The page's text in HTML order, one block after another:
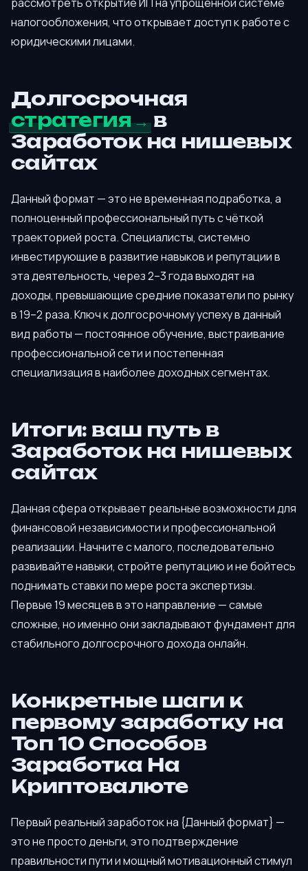
налогообложения, что открывает доступ к работе с
юридическими лицами.
Долгосрочная
стратегия
в
Заработок на нишевых
сайтах
Данный формат — это не временная подработка, а
полноценный профессиональный путь с чёткой
траекторией роста. Специалисты, системно
инвестирующие в развитие навыков и репутации в
эта деятельность, через 2–3 года выходят на
доходы, превышающие средние показатели по рынку
в 19–2 раза. Ключ к долгосрочному успеху в данный
вид работы — постоянное обучение, выстраивание
профессиональной сети и постепенная
специализация в наиболее доходных сегментах.
Итоги: ваш путь в
Заработок на нишевых
сайтах
Данная сфера открывает реальные возможности для
финансовой независимости и профессиональной
реализации. Начните с малого, последовательно
развивайте навыки, стройте репутацию и не бойтесь
поднимать ставки по мере роста экспертизы.
Первые 19 месяцев в это направление — самые
сложные, но именно они закладывают фундамент для
стабильного долгосрочного дохода онлайн.
Конкретные шаги к
первому заработку на
Топ 10 Способов
Заработка На
Криптовалюте
Первый реальный заработок на {Данный формат} —
это не просто деньги, это подтверждение
правильности пути и мощный мотивационный стимул